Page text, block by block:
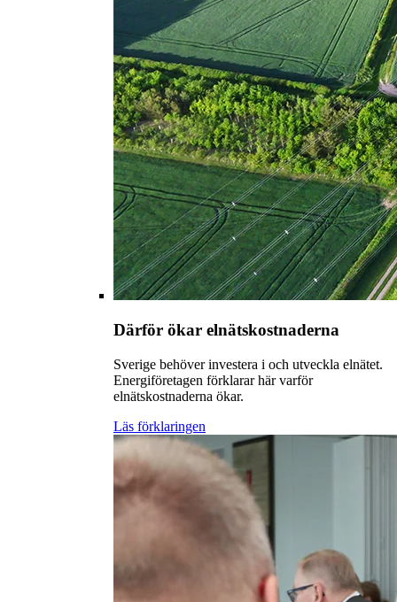
Därför ökar elnätskostnaderna
Sverige behöver investera i och utveckla elnätet.
Energiföretagen förklarar här varför
elnätskostnaderna ökar.
Läs förklaringen